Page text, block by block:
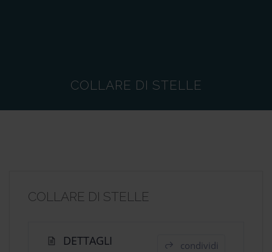
COLLARE DI STELLE
COLLARE DI STELLE
DETTAGLI condividi